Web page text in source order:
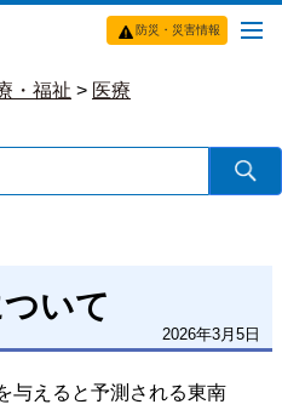
防災・災害情報
・福祉 > 医療
いて
2026年3月5日
与えると予測される東南